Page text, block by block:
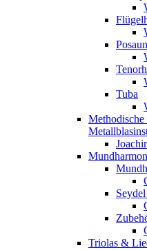
Tuba
Methodische
Triolas &